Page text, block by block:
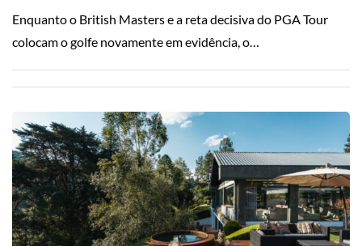
Enquanto o British Masters e a reta decisiva do PGA Tour
colocam o golfe novamente em evidência, o…